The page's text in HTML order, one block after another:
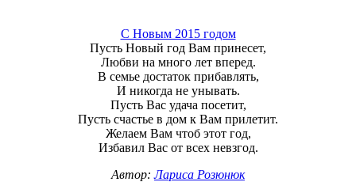
С Новым 2015 годом
Пусть Новый год Вам принесет,
Любви на много лет вперед.
В семье достаток прибавлять,
И никогда не унывать.
Пусть Вас удача посетит,
Пусть счастье в дом к Вам прилетит.
Желаем Вам чтоб этот год,
Избавил Вас от всех невзгод.
Автор:Лариса Розюнюк